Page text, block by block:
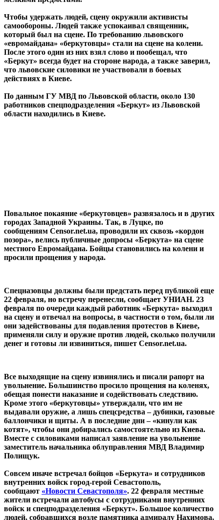
Чтобы удержать людей, сцену окружили активисты
самообороны. Людей также успокаивал священник,
который был на сцене. По требованию львовского
«евромайдана» «беркутовцы» стали на сцене на колени.
После этого один из них взял слово и пообещал, что
«Беркут» всегда будет на стороне народа, а также заверил,
что львовские силовики не участвовали в боевых
действиях в Киеве.
По данным ГУ МВД по Львовской области, около 130
работников спецподразделения «Беркут» из Львовской
области находились в Киеве.
Повальное покаяние «беркутовцев» развязалось и в других
городах Западной Украины. Так, в Луцке, по
сообщениям Сensor.net.ua, проводили их сквозь «кордон
позора», велись публичные допросы «Беркута» на сцене
местного Евромайдана. Бойцы становились на колени и
просили прощения у народа.
Спецназовцы должны были предстать перед публикой еще
22 февраля, но встречу перенесли, сообщает УНИАН. 23
февраля по очереди каждый работник «Беркута» выходил
на сцену и отвечал на вопросы, в частности о том, были ли
они задействованы для подавления протестов в Киеве,
применяли силу и оружие против людей, сколько получили
денег и готовы ли извиниться, пишет Сensor.net.ua.
Все выходящие на сцену извинялись и писали рапорт на
увольнение. Большинство просило прощения на коленях,
обещая понести наказание и содействовать следствию.
Кроме этого «беркутовцы» утверждали, что им не
выдавали оружие, а лишь спецсредства – дубинки, газовые
баллончики и щиты. А в последние дни – «кинули как
котят», чтобы они добирались самостоятельно из Киева.
Вместе с силовиками написал заявление на увольнение
заместитель начальника облуправления МВД Владимир
Полищук.
Совсем иначе встречал бойцов «Беркута» и сотрудников
внутренних войск город-герой Севастополь,
сообщают «Новости Севастополя». 22 февраля местные
жители встречали автобусы с сотрудниками внутренних
войск и спецподразделения «Беркут». Большое количество
людей, собравшихся возле памятника адмиралу Нахимова,